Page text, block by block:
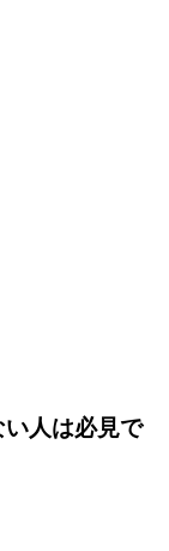
人は必見で